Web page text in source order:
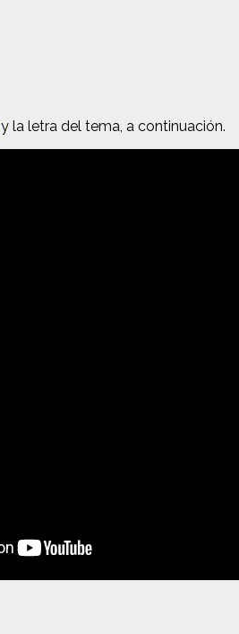
y la letra del tema, a continuación.